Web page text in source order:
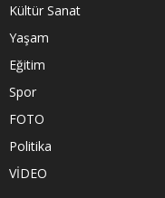
Kültür Sanat
Yaşam
Eğitim
Spor
FOTO
Politika
VİDEO